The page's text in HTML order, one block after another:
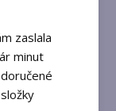
zaslala
minut